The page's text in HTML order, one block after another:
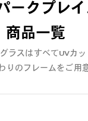
ークプレ
商品一覧
ラスはすべてUVカ
りのフレームをご用